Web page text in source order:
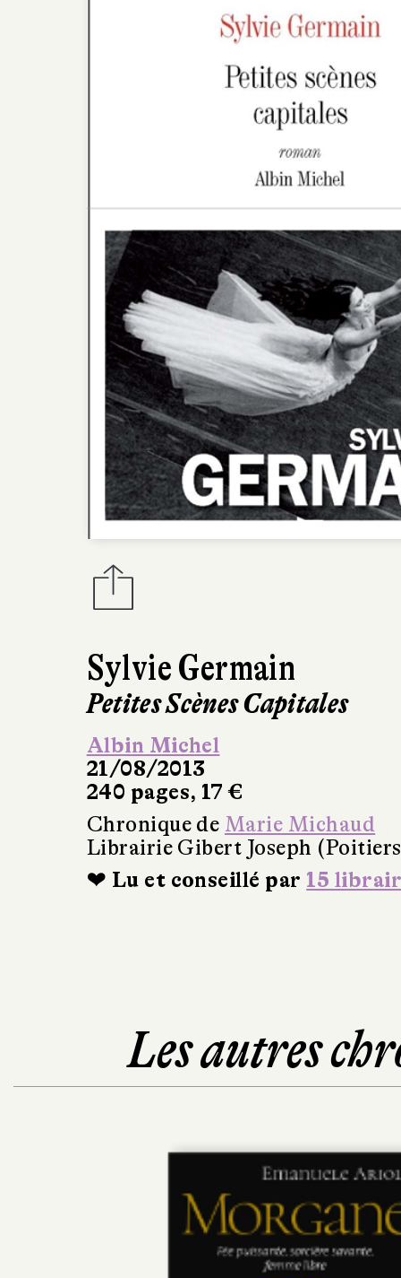
Sylvie Germain
Petites Scènes Capitales
Albin Michel
21/08/2013
240 pages, 17 €
Chronique de Marie Michaud
Librairie Gibert Joseph
❤ Lu et conseillé par 15
Les autres